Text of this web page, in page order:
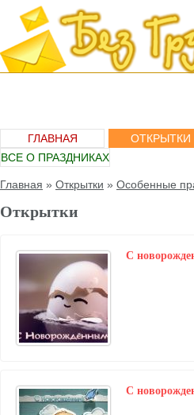
ГЛАВНАЯ ОТКРЫТКИ
ВСЕ О ПРАЗДНИКАХ
Главная » Открытки » Особенные
Открытки
C
C